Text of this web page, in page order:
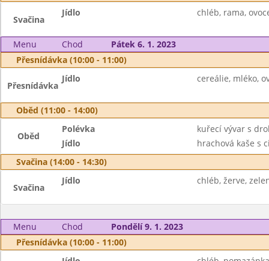
Svačina
Jídlo chléb, rama,
Menu Chod
Pátek 6. 1. 2023
Přesnídávka (10:00 - 11:00)
Přesnídávka
Jídlo cereálie, mléko,
Oběd (11:00 - 14:00)
Oběd
Polévka
kuřecí vývar s
Jídlo
hrachová kaše s
Svačina (14:00 - 14:30)
Svačina
Jídlo chléb, žerve,
Menu Chod
Pondělí 9. 1. 2023
Přesnídávka (10:00 - 11:00)